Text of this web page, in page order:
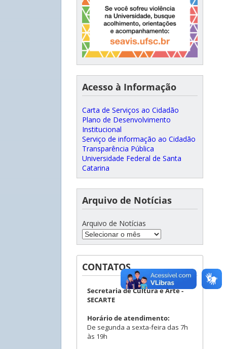
Acesso à Informação
Carta de Serviços ao Cidadão
Plano de Desenvolvimento
Institucional
Serviço de informação ao Cidadão
Transparência Pública
Universidade Federal de Santa
Catarina
Arquivo de Notícias
Arquivo de Notícias
CONTATOS
Secretaria de Cultura e Arte -
SECARTE
Horário de atendimento:
De segunda a sexta-feira das 7h
às 19h